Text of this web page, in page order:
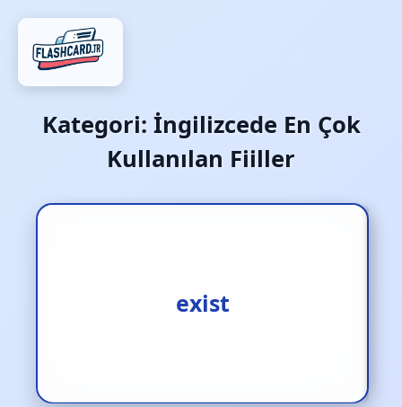
Kategori: İngilizcede En Çok
Kullanılan Fiiller
exist
var olmak